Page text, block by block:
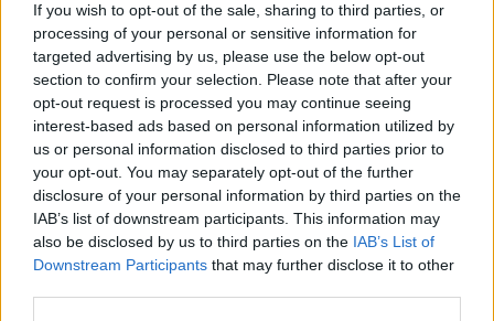
If you wish to opt-out of the sale, sharing to third parties, or
processing of your personal or sensitive information for
targeted advertising by us, please use the below opt-out
section to confirm your selection. Please note that after your
opt-out request is processed you may continue seeing
interest-based ads based on personal information utilized by
us or personal information disclosed to third parties prior to
your opt-out. You may separately opt-out of the further
disclosure of your personal information by third parties on the
IAB’s list of downstream participants. This information may
also be disclosed by us to third parties on the IAB’s List of
Downstream Participants that may further disclose it to other
Dopravci předali vládě své požadavky
22.9.2000 16:00 | PRAHA (
Celkem šest tématických okruhů pro jednání o tom, jak řešit situaci
kolem dramatického nárůstu cen pohonných hmot v posledních
týdnech předali na Úřadvládyzástupci jednotlivých sdružení
autodopravců. ČIA to potvrdil mluvčí největšího sdruženíČESMAD
Martin Felix. Podle jeho slov se však dopravci nedokázali domluvit
na přesném znění svých požadavků pokud jde o jednotlivá témata,
proto tato upřesnění podalo každé zvlášť.
SÚJB: Bojové plyny kontrolujeme stále
22.9.2000 14:50 | PRAHA (EkoList)
Monitorování bojových plynů, například yperitu a sarinu probíhá